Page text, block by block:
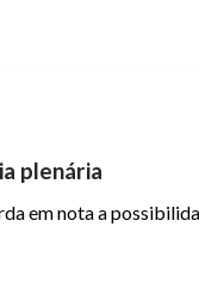
plenária
em nota a